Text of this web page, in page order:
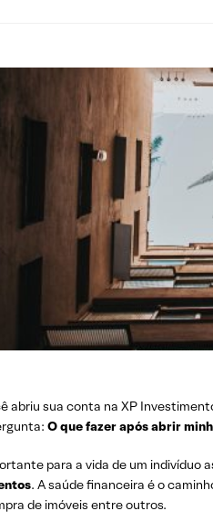
abriu sua conta na XP
O que fazer após abrir
para a vida de um indivíduo
. A saúde financeira é o
de imóveis entre outros.